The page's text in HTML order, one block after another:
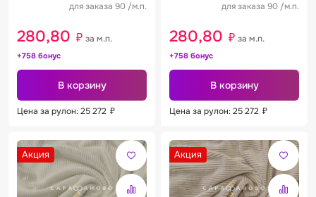
для заказа 90 /м.п.
280,80 ₽ за м.п.
+758 бонус
В корзину
Цена за рулон: 25 272 ₽
для заказа 90 /м.п.
280,80 ₽ за м.п.
+758 бонус
В корзину
Цена за рулон: 25 272 ₽
Акция Акция